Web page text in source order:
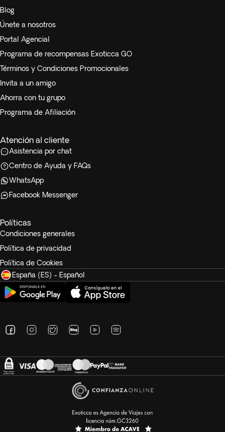
Blog
Únete a nosotros
Portal Agencial
Programa de recompensas Exoticca GO
Términos y Condiciones Promocionales
Invita a un amigo
Ahorra con tu grupo
Programa de Afiliación
Atención al cliente
Asistencia por chat
Centro de Ayuda y FAQs
WhatsApp
Facebook Messenger
Políticas
Condiciones generales
Política de privacidad
Política de Cookies
España (ES) - Español